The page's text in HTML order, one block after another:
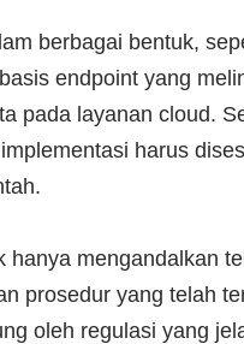
berbagai bentuk,
endpoint yang
pada layanan cloud.
harus
hanya mengandalkan
prosedur yang telah
oleh regulasi yang